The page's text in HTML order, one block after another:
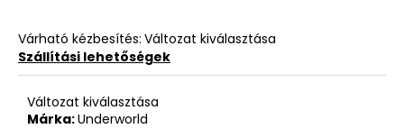
Várható kézbesítés: Változat kiválasztása
Szállítási lehetőségek
Változat kiválasztása
Márka:Underworld